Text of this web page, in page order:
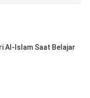
Al-Islam Saat Belajar